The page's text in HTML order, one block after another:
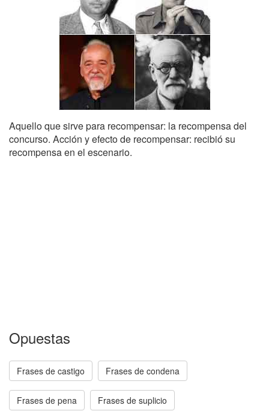
Aquello que sirve para recompensar: la recompensa del
concurso. Acción y efecto de recompensar: recibió su
recompensa en el escenario.
Opuestas
Frases de castigo Frases de condena
Frases de pena Frases de suplicio